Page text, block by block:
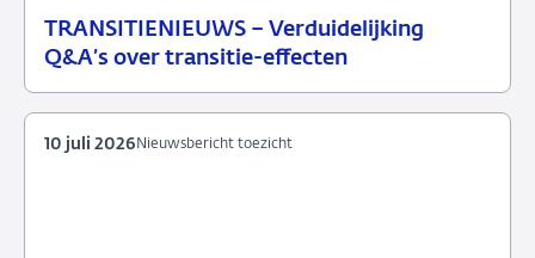
TRANSITIENIEUWS – Verduidelijking
Q&A’s over transitie-effecten
13
Nieuwsbericht
Nieuwsbericht toezicht
10 juli 2026